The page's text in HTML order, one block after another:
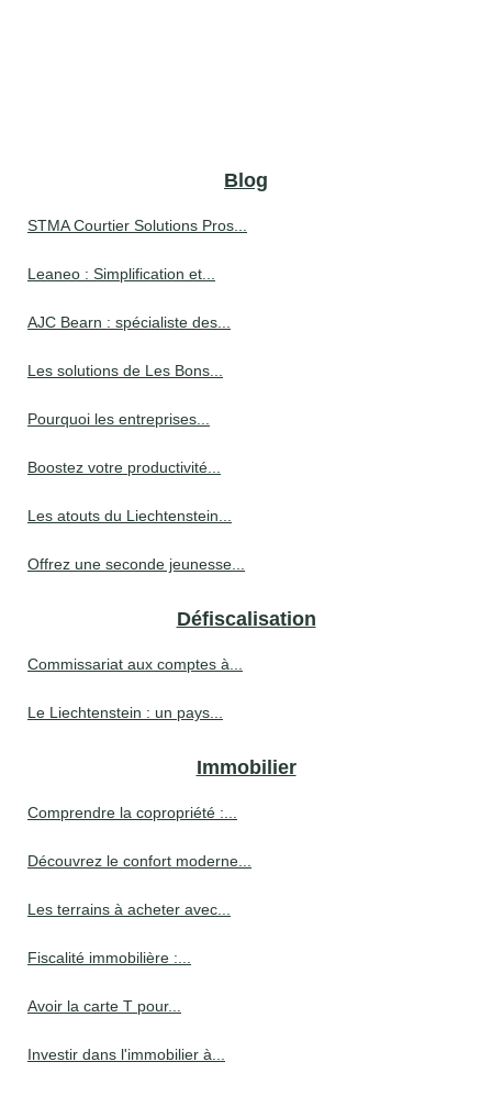
Blog
STMA Courtier Solutions Pros...
Leaneo : Simplification et...
AJC Bearn : spécialiste des...
Les solutions de Les Bons...
Pourquoi les entreprises...
Boostez votre productivité...
Les atouts du Liechtenstein...
Offrez une seconde jeunesse...
Défiscalisation
Commissariat aux comptes à...
Le Liechtenstein : un pays...
Immobilier
Comprendre la copropriété :...
Découvrez le confort moderne...
Les terrains à acheter avec...
Fiscalité immobilière :...
Avoir la carte T pour...
Investir dans l'immobilier à...